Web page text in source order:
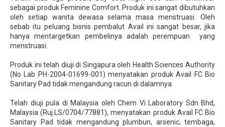
sebagai produk Feminine Comfort. Produk ini sangat dibutuhkan
oleh setiap wanita dewasa selama masa menstruasi. Oleh
sebab itu peluang bisnis pembalut Avail ini sangat besar, jika
hanya mentargetkan pembelinya adalah perempuan yang
menstruasi.
Produk ini telah diuji di Singapura oleh Health Sciences Authority
(No Lab PH-2004-01699-001) menyatakan produk Avail FC Bio
Sanitary Pad tidak mengandung racun di dalamnya.
Telah diuji pula di Malaysia oleh Chem Vi Laboratory Sdn Bhd,
Malaysia (Ruj.LS/0704/77881), menyatakan produk Avail FC Bio
Sanitary Pad tidak mengandung plumbun, arsenic, tembaga,